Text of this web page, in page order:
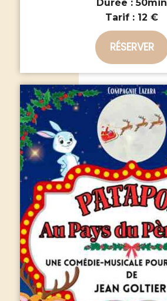
Durée : 50min
Tarif : 12 €
RÉSERVER